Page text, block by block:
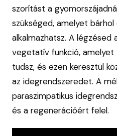
szorítást a
szükséged, amelyet bárhol
alkalmazhatsz. A légzésed
vegetatív funkció, amelyet
tudsz, és ezen keresztül
az idegrendszeredet. A
paraszimpatikus
és a regenerációért felel.